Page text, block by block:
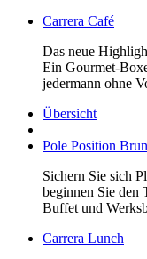
Carrera Café
Das neue
Ein Gourmet-
jedermann ohne
Übersicht
Pole Position
Sichern Sie sich
beginnen Sie den
Buffet und
Carrera Lunch